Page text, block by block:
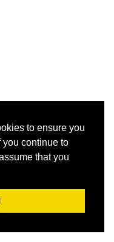
to ensure you
you continue to
that you